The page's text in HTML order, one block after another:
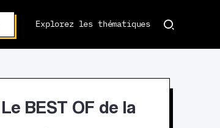
Explorez les thématiques
Le BEST OF de la